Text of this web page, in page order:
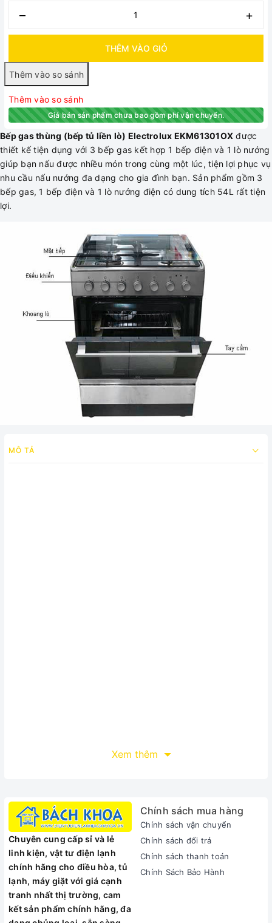
– +
THÊM VÀO GIỎ
Thêm vào so sánh
Giá bán sản phẩm chưa bao gồm phí vận chuyển.
Bếp gas thùng (bếp tủ liền lò) Electrolux EKM61301OX được
thiết kế tiện dụng với 3 bếp gas kết hợp 1 bếp điện và 1 lò nướng
giúp bạn nấu được nhiều món trong cùng một lúc, tiện lợi phục vụ
nhu cầu nấu nướng đa dạng cho gia đình bạn. Sản phẩm gồm 3
bếp gas, 1 bếp điện và 1 lò nướng điện có dung tích 54L rất tiện
lợi.
MÔ TẢ
Xem thêm
Chuyên cung cấp sỉ và lẻ
linh kiện, vật tư điện lạnh
chính hãng cho điều hòa, tủ
lạnh, máy giặt với giá cạnh
tranh nhất thị trường, cam
kết sản phẩm chính hãng, đa
Chính sách mua hàng
Chính sách vận chuyển
Chính sách đổi trả
Chính sách thanh toán
Chính Sách Bảo Hành